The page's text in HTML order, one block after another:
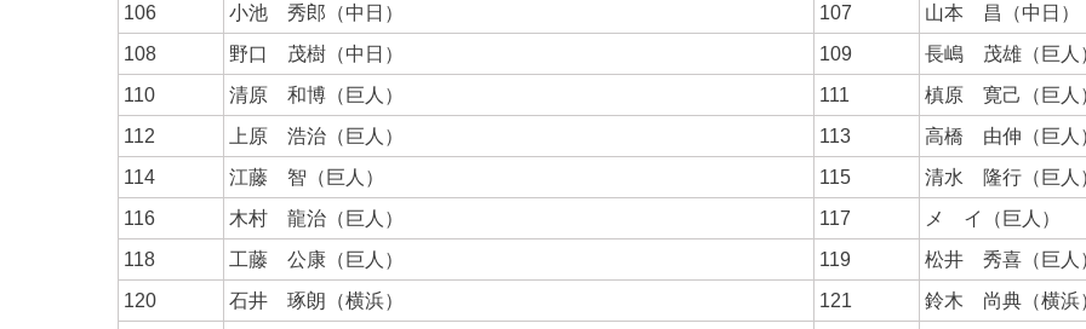
106
小池 秀郎（中日） 107
山本 昌（中日）
108
野口 茂樹（中日） 109
長嶋 茂雄（巨人
110
清原 和博（巨人） 111
槙原 寛己（巨人
112
上原 浩治（巨人） 113
高橋 由伸（巨人
114
江藤 智（巨人） 115
清水 隆行（巨人
116
木村 龍治（巨人） 117
メ イ（巨人）
118
工藤 公康（巨人） 119
松井 秀喜（巨人
120
石井 琢朗（横浜） 121
鈴木 尚典（横浜